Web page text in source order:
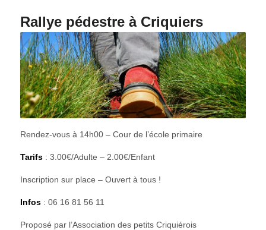
Rallye pédestre à Criquiers
Rendez-vous à 14h00 – Cour de l’école primaire
Tarifs: 3.00€/Adulte – 2.00€/Enfant
Inscription sur place – Ouvert à tous !
Infos: 06 16 81 56 11
Proposé par l’Association des petits Criquiérois